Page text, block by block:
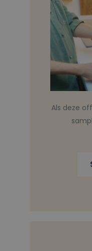
Als deze